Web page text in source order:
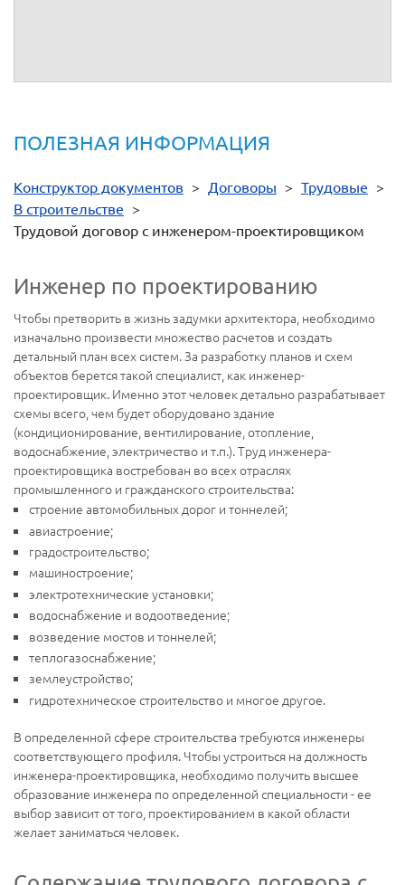
ПОЛЕЗНАЯ ИНФОРМАЦИЯ
Конструктор документов > Договоры > Трудовые >
В строительстве >
Трудовой договор с инженером-проектировщиком
Инженер по проектированию
Чтобы претворить в жизнь задумки архитектора, необходимо
изначально произвести множество расчетов и создать
детальный план всех систем. За разработку планов и схем
объектов берется такой специалист, как инженер-
проектировщик. Именно этот человек детально разрабатывает
схемы всего, чем будет оборудовано здание
(кондиционирование, вентилирование, отопление,
водоснабжение, электричество и т.п.). Труд инженера-
проектировщика востребован во всех отраслях
промышленного и гражданского строительства:
строение автомобильных дорог и тоннелей;
авиастроение;
градостроительство;
машиностроение;
электротехнические установки;
водоснабжение и водоотведение;
возведение мостов и тоннелей;
теплогазоснабжение;
землеустройство;
гидротехническое строительство и многое другое.
В определенной сфере строительства требуются инженеры
соответствующего профиля. Чтобы устроиться на должность
инженера-проектировщика, необходимо получить высшее
образование инженера по определенной специальности - ее
выбор зависит от того, проектированием в какой области
желает заниматься человек.